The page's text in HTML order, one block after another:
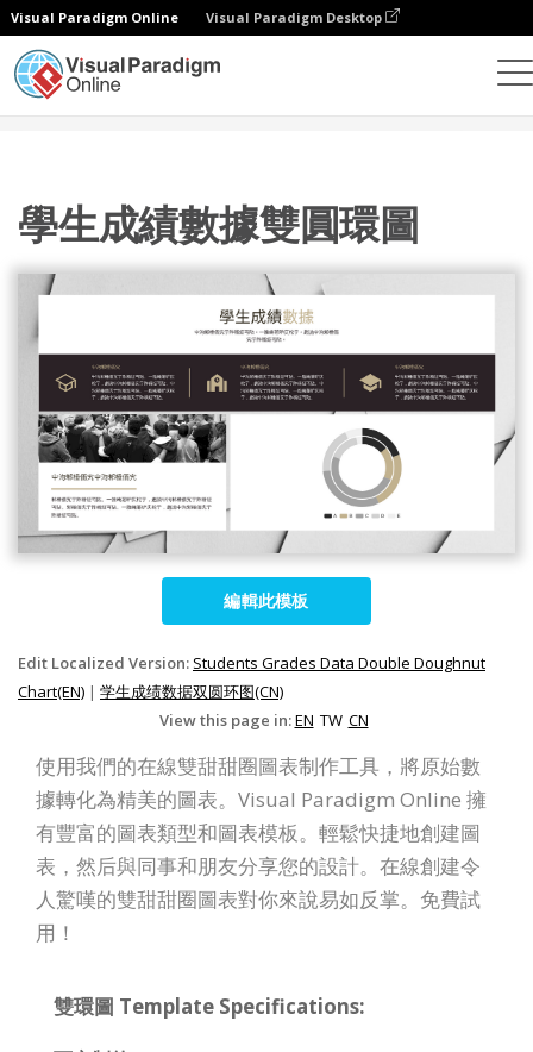
Visual Paradigm Online Visual Paradigm Desktop
學生成績數據雙圓環圖
編輯此模板
Edit Localized Version: Students Grades Data Double Doughnut
Chart(EN) | 学生成绩数据双圆环图(CN)
View this page in:EN TW CN
使用我們的在線雙甜甜圈圖表制作工具，將原始數
據轉化為精美的圖表。Visual Paradigm Online 擁
有豐富的圖表類型和圖表模板。輕鬆快捷地創建圖
表，然后與同事和朋友分享您的設計。在線創建令
人驚嘆的雙甜甜圈圖表對你來說易如反掌。免費試
用！
雙環圖 Template Specifications: